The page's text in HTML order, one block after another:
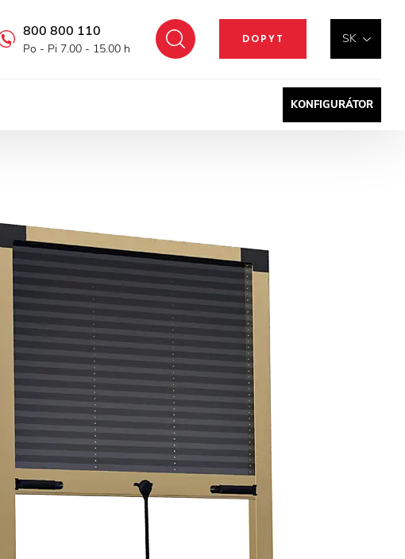
SK
DOPYT
Hľadať
800 800 110
Po - Pi 7.00 - 15.00 h
KONFIGURÁTOR